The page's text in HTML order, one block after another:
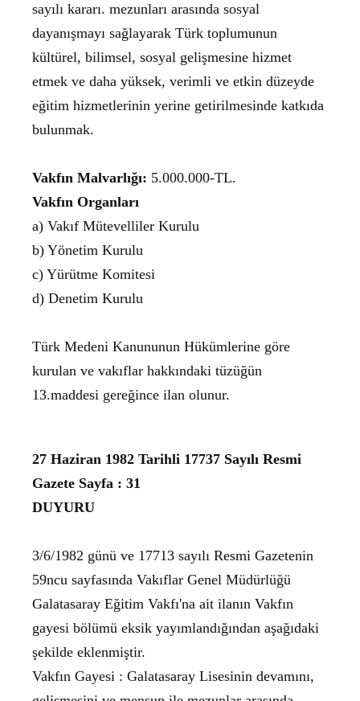
sayılı kararı. mezunları arasında sosyal
dayanışmayı sağlayarak Türk toplumunun
kültürel, bilimsel, sosyal gelişmesine hizmet
etmek ve daha yüksek, verimli ve etkin düzeyde
eğitim hizmetlerinin yerine getirilmesinde katkıda
bulunmak.
Vakfın Malvarlığı: 5.000.000-TL.
Vakfın Organları
a) Vakıf Mütevelliler Kurulu
b) Yönetim Kurulu
c) Yürütme Komitesi
d) Denetim Kurulu
Türk Medeni Kanununun Hükümlerine göre
kurulan ve vakıflar hakkındaki tüzüğün
13.maddesi gereğince ilan olunur.
27 Haziran 1982 Tarihli 17737 Sayılı Resmi
Gazete Sayfa : 31
DUYURU
3/6/1982 günü ve 17713 sayılı Resmi Gazetenin
59ncu sayfasında Vakıflar Genel Müdürlüğü
Galatasaray Eğitim Vakfı'na ait ilanın Vakfın
gayesi bölümü eksik yayımlandığından aşağıdaki
şekilde eklenmiştir.
Vakfın Gayesi : Galatasaray Lisesinin devamını,